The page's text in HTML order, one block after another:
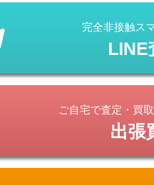
完全非接触ス
LINE
ご自宅で査定・買
出張